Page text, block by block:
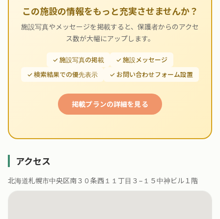
この施設の情報をもっと充実させませんか？
施設写真やメッセージを掲載すると、保護者からのアクセ
ス数が大幅にアップします。
✓ 施設写真の掲載
✓ 施設メッセージ
✓ 検索結果での優先表示
✓ お問い合わせフォーム設置
掲載プランの詳細を見る
アクセス
北海道札幌市中央区南３０条西１１丁目３−１５中神ビル１階